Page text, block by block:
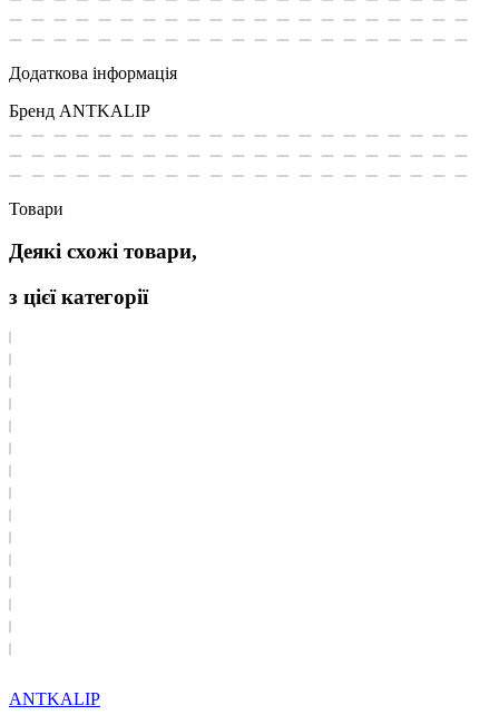
Додаткова інформація
Бренд ANTKALIP
Товари
Деякі схожі товари,
з цієї категорії
ANTKALIP